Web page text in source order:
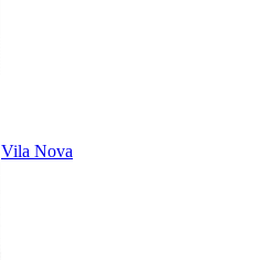
Vila Nova